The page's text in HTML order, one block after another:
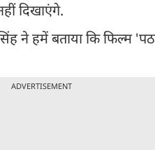
दिखाएंगे.
ने हमें बताया कि फिल्म
ADVERTISEMENT